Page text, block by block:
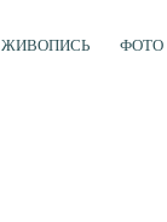
ЖИВОПИСЬ ФОТО